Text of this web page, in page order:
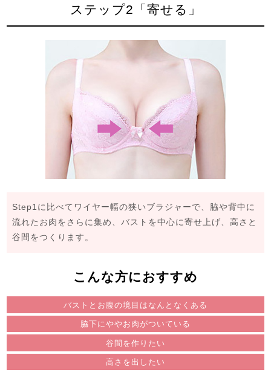
ステップ2「寄せる」
Step1に比べてワイヤー幅の狭いブラジャーで、脇や背中に
流れたお肉をさらに集め、バストを中心に寄せ上げ、高さと
谷間をつくります。
こんな方におすすめ
バストとお腹の境目はなんとなくある
脇下にややお肉がついている
谷間を作りたい
高さを出したい